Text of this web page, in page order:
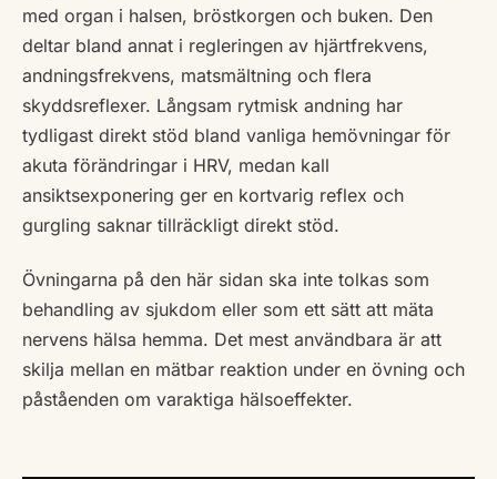
med organ i halsen, bröstkorgen och buken. Den
deltar bland annat i regleringen av hjärtfrekvens,
andningsfrekvens, matsmältning och flera
skyddsreflexer. Långsam rytmisk andning har
tydligast direkt stöd bland vanliga hemövningar för
akuta förändringar i HRV, medan kall
ansiktsexponering ger en kortvarig reflex och
gurgling saknar tillräckligt direkt stöd.
Övningarna på den här sidan ska inte tolkas som
behandling av sjukdom eller som ett sätt att mäta
nervens hälsa hemma. Det mest användbara är att
skilja mellan en mätbar reaktion under en övning och
påståenden om varaktiga hälsoeffekter.